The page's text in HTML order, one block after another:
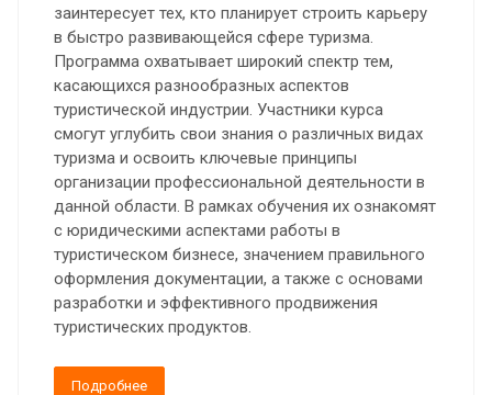
заинтересует тех, кто планирует строить карьеру
в быстро развивающейся сфере туризма.
Программа охватывает широкий спектр тем,
касающихся разнообразных аспектов
туристической индустрии. Участники курса
смогут углубить свои знания о различных видах
туризма и освоить ключевые принципы
организации профессиональной деятельности в
данной области. В рамках обучения их ознакомят
с юридическими аспектами работы в
туристическом бизнесе, значением правильного
оформления документации, а также с основами
разработки и эффективного продвижения
туристических продуктов.
Подробнее